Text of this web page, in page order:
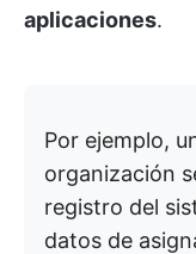
aplicaciones.
Por ejemplo,
organización
registro del
datos de